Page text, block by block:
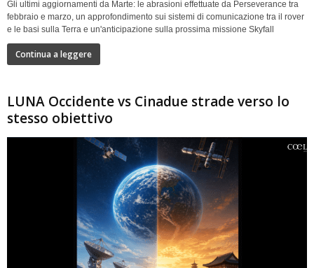
Gli ultimi aggiornamenti da Marte: le abrasioni effettuate da Perseverance tra
febbraio e marzo, un approfondimento sui sistemi di comunicazione tra il rover
e le basi sulla Terra e un'anticipazione sulla prossima missione Skyfall
Continua a leggere
LUNA Occidente vs Cinadue strade verso lo
stesso obiettivo